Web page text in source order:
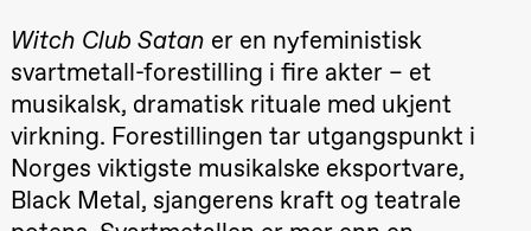
Mohamed
Male
Fantasies
Lille scene
(Black Box
teater)
Fredag 28. august
19.00
Pia Maria
Witch Club Satan er en nyfeministisk
svartmetall-forestilling i fire akter – et
musikalsk, dramatisk rituale med ukjent
virkning. Forestillingen tar utgangspunkt i
Norges viktigste musikalske eksportvare,
Black Metal, sjangerens kraft og teatrale